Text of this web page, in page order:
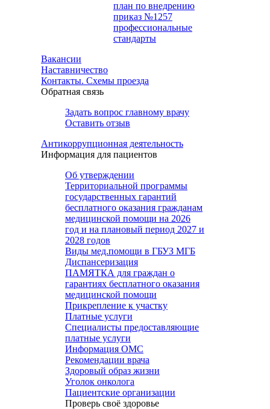
план по внедрению
приказ №1257
профессиональные
стандарты
Вакансии
Наставничество
Контакты. Схемы проезда
Обратная связь
Задать вопрос главному врачу
Оставить отзыв
Антикоррупционная деятельность
Информация для пациентов
Об утверждении
Территориальной программы
государственных гарантий
бесплатного оказания гражданам
медицинской помощи на 2026
год и на плановый период 2027 и
2028 годов
Виды мед.помощи в ГБУЗ МГБ
Диспансеризация
ПАМЯТКА для граждан о
гарантиях бесплатного оказания
медицинской помощи
Прикрепление к участку
Платные услуги
Специалисты предоставляющие
платные услуги
Информация ОМС
Рекомендации врача
Здоровый образ жизни
Уголок онколога
Пациентские организации
Проверь своё здоровье